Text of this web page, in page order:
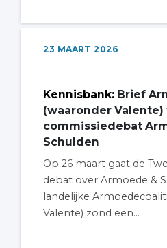
23 MAART 2026
Kennisbank: Brief
(waaronder Valente)
commissiedebat
Schulden
Op 26 maart gaat de
debat over Armoede &
landelijke
Valente) zond een...